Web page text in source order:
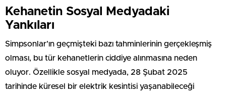
Kehanetin Sosyal Medyadaki
Yankıları
Simpsonlar’ın geçmişteki bazı tahminlerinin gerçekleşmiş
olması, bu tür kehanetlerin ciddiye alınmasına neden
oluyor. Özellikle sosyal medyada, 28 Şubat 2025
tarihinde küresel bir elektrik kesintisi yaşanabileceği